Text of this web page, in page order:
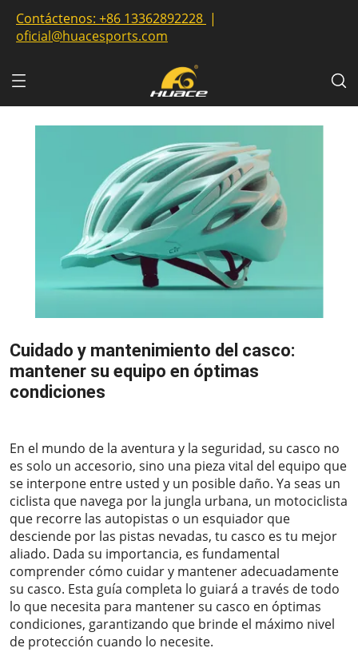
Contáctenos: +86 13362892228 |
oficial@huacesports.com
Cuidado y mantenimiento del casco:
mantener su equipo en óptimas
condiciones
En el mundo de la aventura y la seguridad, su casco no
es solo un accesorio, sino una pieza vital del equipo que
se interpone entre usted y un posible daño. Ya seas un
ciclista que navega por la jungla urbana, un motociclista
que recorre las autopistas o un esquiador que
desciende por las pistas nevadas, tu casco es tu mejor
aliado. Dada su importancia, es fundamental
comprender cómo cuidar y mantener adecuadamente
su casco. Esta guía completa lo guiará a través de todo
lo que necesita para mantener su casco en óptimas
condiciones, garantizando que brinde el máximo nivel
de protección cuando lo necesite.